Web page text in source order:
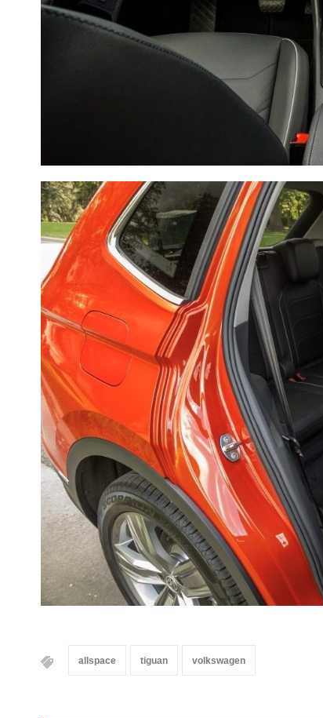
allspace tiguan volkswagen